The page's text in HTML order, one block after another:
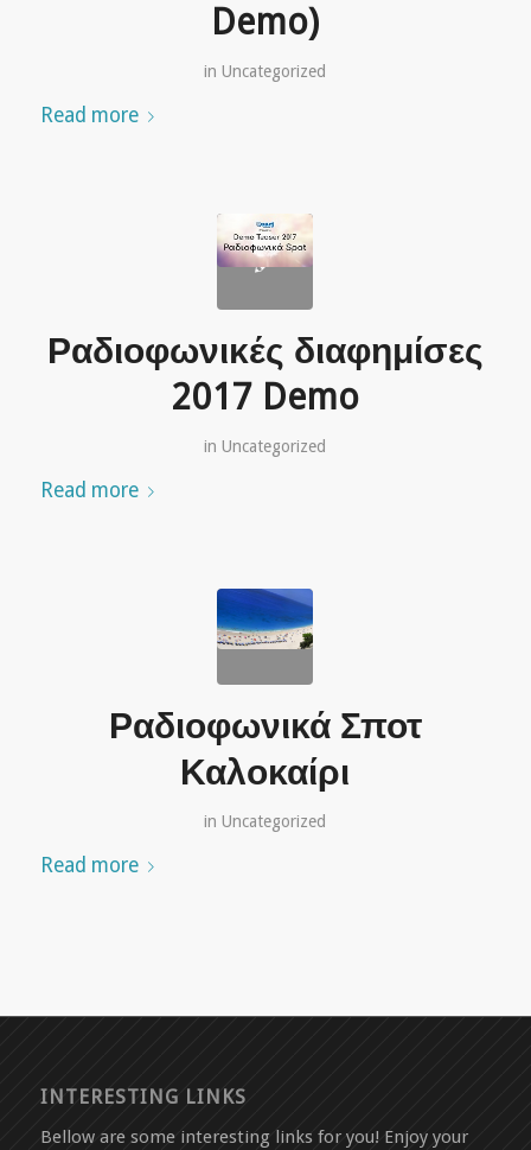
Demo)
inUncategorized
Read more
Ραδιοφωνικές διαφημίσες
2017 Demo
inUncategorized
Read more
Ραδιοφωνικά Σποτ
Καλοκαίρι
inUncategorized
Read more
INTERESTING LINKS
Bellow are some interesting links for you! Enjoy your